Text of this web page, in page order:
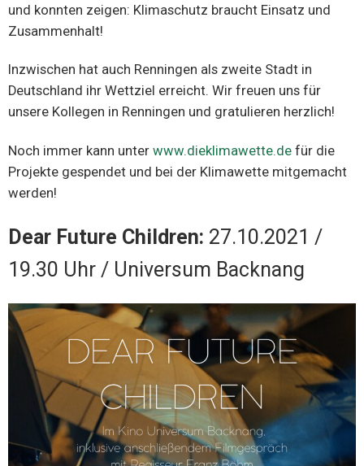
und konnten zeigen: Klimaschutz braucht Einsatz und
Zusammenhalt!
Inzwischen hat auch Renningen als zweite Stadt in
Deutschland ihr Wettziel erreicht. Wir freuen uns für
unsere Kollegen in Renningen und gratulieren herzlich!
Noch immer kann unter www.dieklimawette.de für die
Projekte gespendet und bei der Klimawette mitgemacht
werden!
Dear Future Children: 27.10.2021 /
19.30 Uhr / Universum Backnang